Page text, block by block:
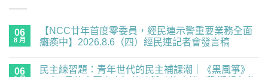
06
8 月
【NCC廿年首度零委員，經民連示警重要業務全面
癱瘓中】2026.8.6（四）經民連記者會發言稿
廿
留
06
民主練習題：青年世代的民主補課潮｜《黑風箏》